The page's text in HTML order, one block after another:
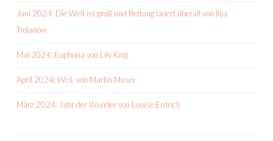
Juni 2024: Die Welt ist groß und Rettung lauert überall von Ilija
Trojanow
Mai 2024: Euphoria von Lily King
April 2024: Weil. von Martin Muser
März 2024: Jahr der Wunder von Louise Erdrich